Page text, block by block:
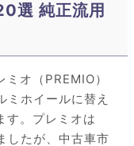
選 純正流用
オ（PREMIO）
ホイールに替え
す。プレミオは
したが、中古車市